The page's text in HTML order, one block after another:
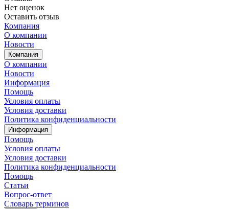
Нет оценок
Оставить отзыв
Компания
О компании
Новости
Компания
О компании
Новости
Информация
Помощь
Условия оплаты
Условия доставки
Политика конфиденциальности
Информация
Помощь
Условия оплаты
Условия доставки
Политика конфиденциальности
Помощь
Статьи
Вопрос-ответ
Словарь терминов